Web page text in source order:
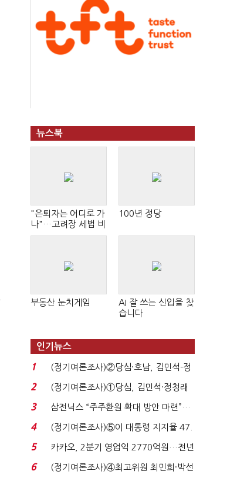
뉴스북
"은퇴자는 어디로 가
나"…고려장 세법 비
판 확산
100년 정당
부동산 눈치게임
AI 잘 쓰는 신입을 찾
습니다
인기뉴스
1
(정기여론조사)②당심·호남, 김민석-정
청래 '초접전'...
2
(정기여론조사)①당심, 김민석·정청래
'초접전'…대통령 ...
3
삼전닉스 “주주환원 확대 방안 마련”…
로이터에 성명...
4
(정기여론조사)⑤이 대통령 지지율 47.
7%…일주일 만에 ...
5
카카오, 2분기 영업익 2770억원…전년
비 36% 증가...
6
(정기여론조사)④최고위원 최민희·박선